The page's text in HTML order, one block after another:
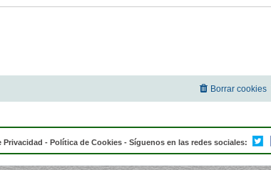
Borrar cookies
Privacidad - Política de Cookies - Síguenos en las redes sociales: